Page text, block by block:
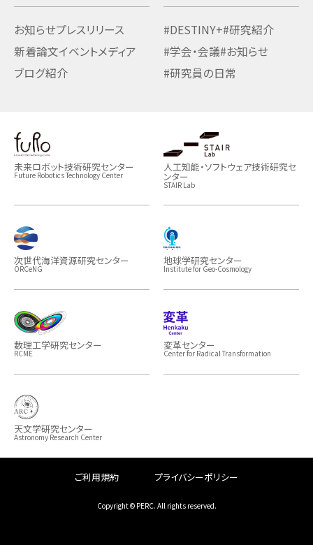
お知らせプレスリリース
新着論文イベントメディア
ブログ紹介
#DESTINY+#研究紹介
#学会・会議#お知らせ
#研究員の日常
未来ロボット技術研究センター
Future Robotics Technology Center
人工知能・ソフトウェア技術研究セ
ンター
STAIR Lab
次世代海洋資源研究センター
ORCeNG
地球学研究センター
Institute for Geo-Cosmology
数理工学研究センター
RCME
変革センター
Center for Radical Transformation
天文学研究センター
Astronomy Research Center
ご利用規約 プライバシーポリシー
Copyright © PERC. All rights reserved.